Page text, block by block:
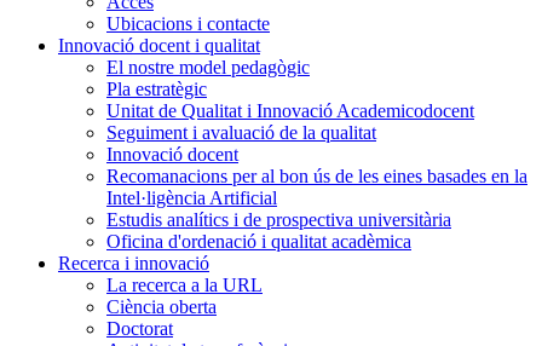
Ubicacions i contacte
Innovació docent i qualitat
El nostre model pedagògic
Pla estratègic
Unitat de Qualitat i Innovació Academicodocent
Seguiment i avaluació de la qualitat
Innovació docent
Recomanacions per al bon ús de les eines basades en la
Intel·ligència Artificial
Estudis analítics i de prospectiva universitària
Oficina d'ordenació i qualitat acadèmica
Recerca i innovació
La recerca a la URL
Ciència oberta
Doctorat